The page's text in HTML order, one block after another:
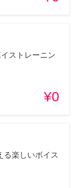
ストレーニン
¥0
る楽しいボイス